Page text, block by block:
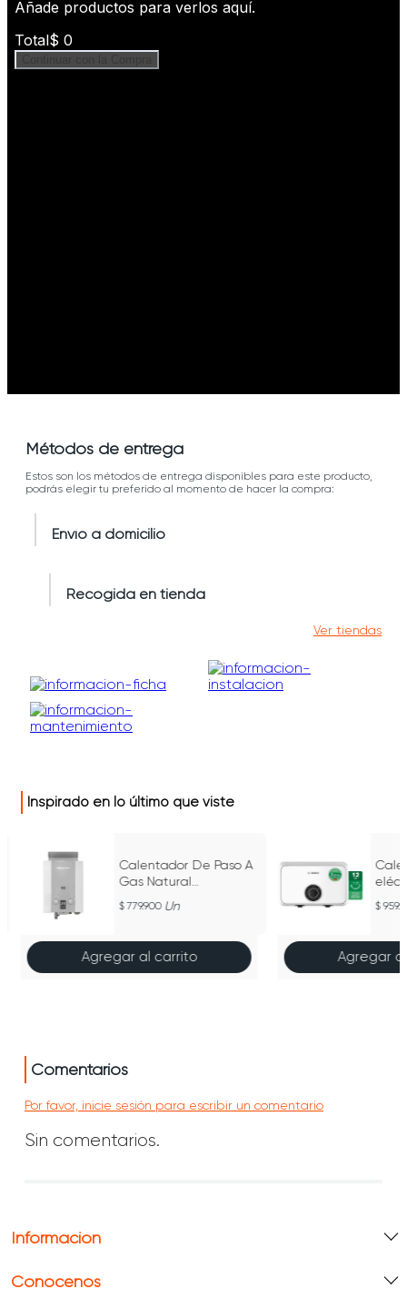
Métodos de entrega
Estos son los métodos de entrega disponibles para este producto,
podrás elegir tu preferido al momento de hacer la compra:
Envío a domicilio
Recogida en tienda
Ver tiendas
Inspirado en lo último que viste
Calentador De Paso A
Gas Natural
Challenger 5.5 L Tiro
Natural - Wh 7054
779.900 Un
Agregar al carrito
220
Agregar
Comentarios
Por favor, inicie sesión para escribir un comentario
Sin comentarios.
Información
Conócenos